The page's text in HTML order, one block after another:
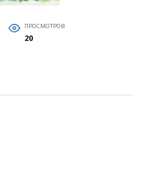
ПРОСМОТРОВ
20